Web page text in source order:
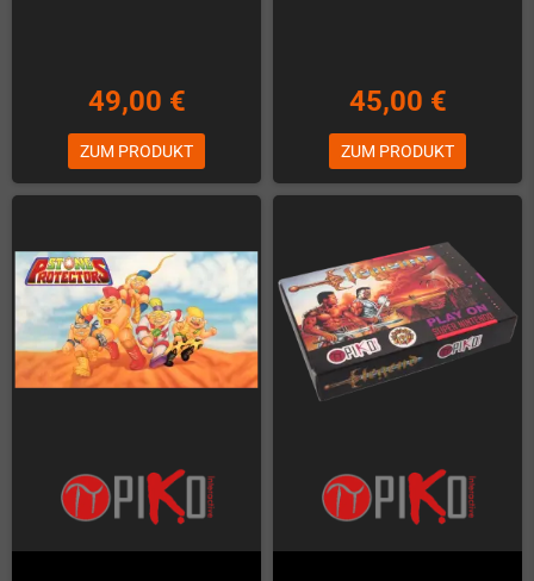
49,00 €
ZUM PRODUKT
45,00 €
ZUM PRODUKT